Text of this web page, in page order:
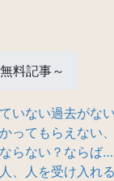
料記事～
いない過去がな
ってもらえない
らない？ならば
、人を受け入れ